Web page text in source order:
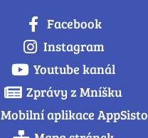
Facebook
Instagram
Youtube kanál
Zprávy z Mníšku
Mobilní aplikace AppSisto